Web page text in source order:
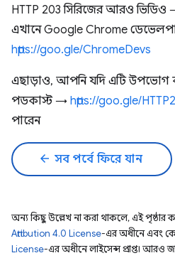
HTTP 203 সিরিজের আরও ভিডিও
এখানে Google Chrome
https://goo.gle/ChromeDevs
এছাড়াও, আপনি যদি এটি উপভোগ
পডকাস্ট → https://goo.gle/
পারেন
arrow_back সব পর্বে ফিরে যান
অন্য কিছু উল্লেখ না করা থাকলে, এই পৃষ্ঠার
Attribution 4.0 License-এর অধীনে এবং
License-এর অধীনে লাইসেন্স প্রাপ্ত। আরও